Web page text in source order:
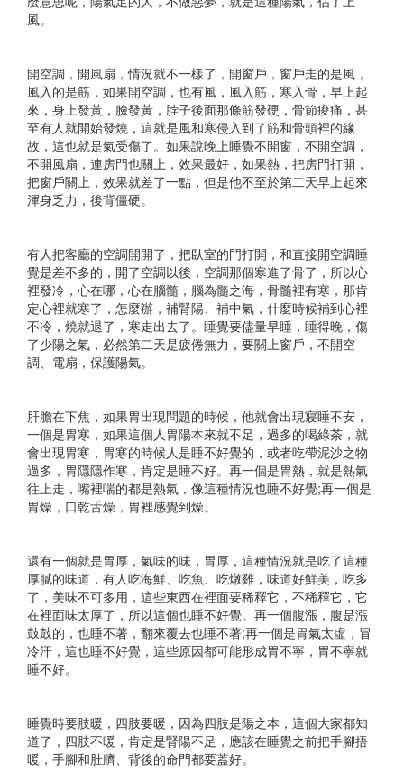
風。
開空調，開風扇，情況就不一樣了，開窗戶，窗戶走的是風，
風入的是筋，如果開空調，也有風，風入筋，寒入骨，早上起
來，身上發黃，臉發黃，脖子後面那條筋發硬，骨節痠痛，甚
至有人就開始發燒，這就是風和寒侵入到了筋和骨頭裡的緣
故，這也就是氣受傷了。如果說晚上睡覺不開窗，不開空調，
不開風扇，連房門也關上，效果最好，如果熱，把房門打開，
把窗戶關上，效果就差了一點，但是他不至於第二天早上起來
渾身乏力，後背僵硬。​
有人把客廳的空調開開了，把臥室的門打開，和直接開空調睡
覺是差不多的，開了空調以後，空調那個寒進了骨了，所以心
裡發冷，心在哪，心在腦髓，腦為髓之海，骨髓裡有寒，那肯
定心裡就寒了，怎麼辦，補腎陽、補中氣，什麼時候補到心裡
不冷，燒就退了，寒走出去了。睡覺要儘量早睡，睡得晚，傷
了少陽之氣，必然第二天是疲倦無力，要關上窗戶，不開空
調、電扇，保護陽氣。​
肝膽在下焦，如果胃出現問題的時候，他就會出現寢睡不安，
一個是胃寒，如果這個人胃陽本來就不足，過多的喝綠茶，就
會出現胃寒，胃寒的時候人是睡不好覺的，或者吃帶泥沙之物
過多，胃隱隱作寒，肯定是睡不好。再一個是胃熱，就是熱氣
往上走，嘴裡喘的都是熱氣，像這種情況也睡不好覺;再一個是
胃燥，口乾舌燥，胃裡感覺到燥。​
還有一個就是胃厚，氣味的味，胃厚，這種情況就是吃了這種
厚膩的味道，有人吃海鮮、吃魚、吃燉雞，味道好鮮美，吃多
了，美味不可多用，這些東西在裡面要稀釋它，不稀釋它，它
在裡面味太厚了，所以這個也睡不好覺。再一個腹漲，腹是漲
鼓鼓的，也睡不著，翻來覆去也睡不著;再一個是胃氣太虛，冒
冷汗，這也睡不好覺，這些原因都可能形成胃不寧，胃不寧就
睡不好。​
睡覺時要肢暖，四肢要暖，因為四肢是陽之本，這個大家都知
道了，四肢不暖，肯定是腎陽不足，應該在睡覺之前把手腳捂
暖，手腳和肚臍、背後的命門都要蓋好。